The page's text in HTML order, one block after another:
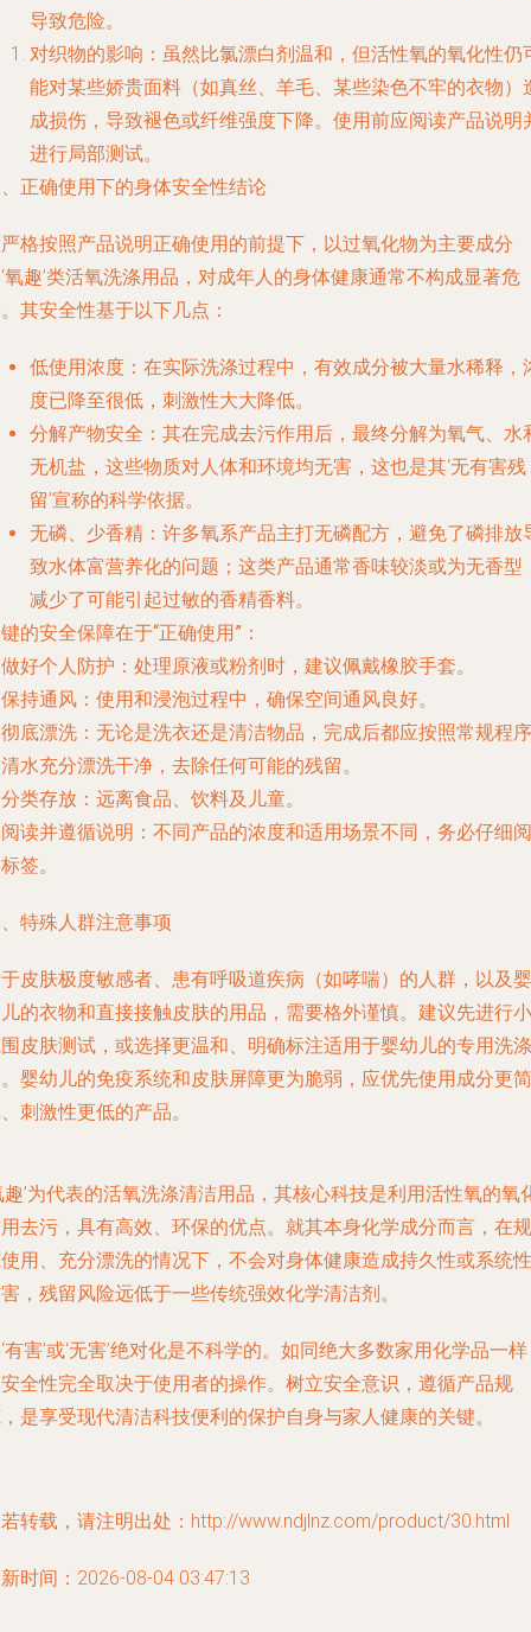
导致危险。
对织物的影响 ：虽然比氯漂白剂温和，但活性氧的氧化性仍
能对某些娇贵面料（如真丝、羊毛、某些染色不牢的衣物）
成损伤，导致褪色或纤维强度下降。使用前应阅读产品说明
进行局部测试。
正确使用下的身体安全性结论
严格按照产品说明正确使用的前提下，以过氧化物为主要成分
氧趣’类活氧洗涤用品， 对成年人的身体健康通常不构成显著危
。其安全性基于以下几点：
低使用浓度 ：在实际洗涤过程中，有效成分被大量水稀释，
度已降至很低，刺激性大大降低。
分解产物安全 ：其在完成去污作用后，最终分解为氧气、水
无机盐，这些物质对人体和环境均无害，这也是其‘无有害残
留’宣称的科学依据。
无磷、少香精 ：许多氧系产品主打无磷配方，避免了磷排放
致水体富营养化的问题；这类产品通常香味较淡或为无香型
减少了可能引起过敏的香精香料。
的安全保障在于“正确使用” ：
做好个人防护 ：处理原液或粉剂时，建议佩戴橡胶手套。
保持通风 ：使用和浸泡过程中，确保空间通风良好。
彻底漂洗 ：无论是洗衣还是清洁物品，完成后都应按照常规程序
水充分漂洗干净，去除任何可能的残留。
分类存放 ：远离食品、饮料及儿童。
阅读并遵循说明 ：不同产品的浓度和适用场景不同，务必仔细阅
签。
特殊人群注意事项
皮肤极度敏感者、患有呼吸道疾病（如哮喘）的人群，以及婴
的衣物和直接接触皮肤的用品，需要格外谨慎。建议先进行小
皮肤测试，或选择更温和、明确标注适用于婴幼儿的专用洗涤
婴幼儿的免疫系统和皮肤屏障更为脆弱，应优先使用成分更简
刺激性更低的产品。
趣’为代表的活氧洗涤清洁用品，其核心科技是利用活性氧的氧
去污，具有高效、环保的优点。就其本身化学成分而言，在规
用、充分漂洗的情况下，不会对身体健康造成持久性或系统性
，残留风险远低于一些传统强效化学清洁剂。
有害’或‘无害’绝对化是不科学的。如同绝大多数家用化学品一
全性完全取决于使用者的操作。树立安全意识，遵循产品规
是享受现代清洁科技便利的保护自身与家人健康的关键。
转载，请注明出处：http://www.ndjlnz.com/product/30.html
时间：2026-08-04 03:47:13